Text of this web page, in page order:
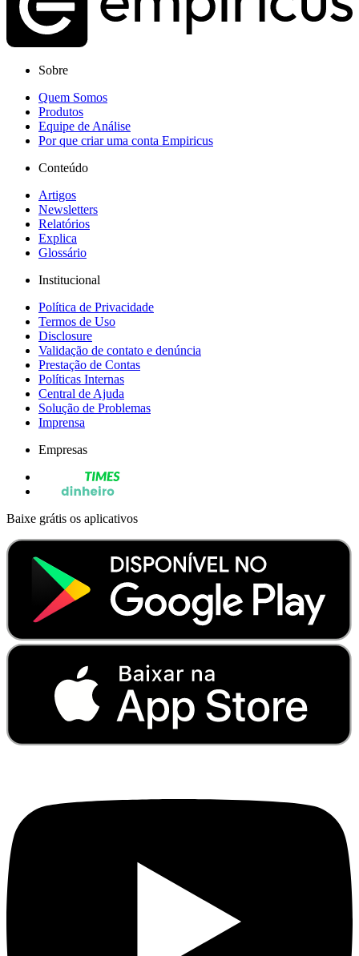
Sobre
Quem Somos
Produtos
Equipe de Análise
Por que criar uma conta Empiricus
Conteúdo
Artigos
Newsletters
Relatórios
Explica
Glossário
Institucional
Política de Privacidade
Termos de Uso
Disclosure
Validação de contato e denúncia
Prestação de Contas
Políticas Internas
Central de Ajuda
Solução de Problemas
Imprensa
Empresas
Baixe grátis os aplicativos